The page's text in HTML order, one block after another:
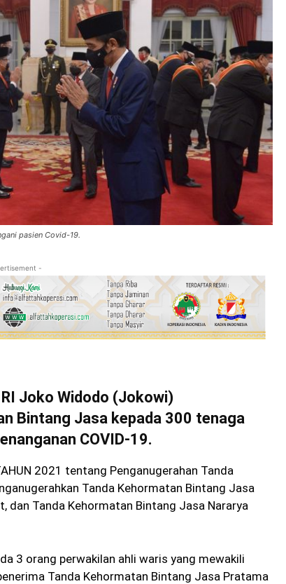
pasien Covid-19.
-
Joko Widodo (Jokowi)
Bintang Jasa kepada 300 tenaga
COVID-19.
2021 tentang Penganugerahan Tanda
Tanda Kehormatan Bintang Jasa
dan Tanda Kehormatan Bintang Jasa Nararya
3 orang perwakilan ahli waris yang mewakili
Tanda Kehormatan Bintang Jasa Pratama